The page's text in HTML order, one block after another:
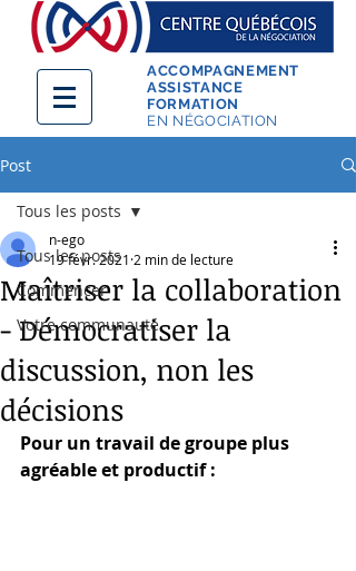
ACCOMPAGNEMENT
ASSISTANCE
FORMATION
EN NÉGOCIATION
Post
Tous les posts
Commencer
Votre communauté
Tous les posts
Maîtriser la collaboration
- Démocratiser la
discussion, non les
décisions
n-ego
19 févr. 2021 2 min de lecture
Pour un travail de groupe plus
agréable et productif :